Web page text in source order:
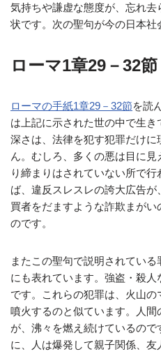
気持ちや謙虚な態度が、忘れ
状です。次の聖句が今の日本社
ローマ1章29－32節
ローマの手紙1章29－32節を読
は上記に示された世の中で生
深さは、法律を犯す犯罪だけ
ん。むしろ、多くの悪は目に
り締まりはされていない所で行
ば、違反スレスレの誇大広告
買者をだますような詐欺まが
のです。
またこの聖句で説明されてい
にも表れています。強盗・殺
です。これらの犯罪は、火山
噴火するのと似ています。人
が、沸々を燃え続けているの
に、人は爆発して親子関係、